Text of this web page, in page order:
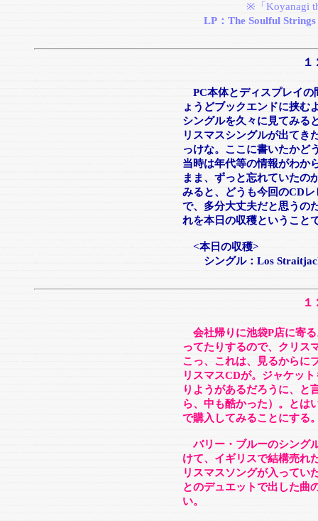
※「Koyanagi
LP：The Soulful Strings
PC本体とディスプレイの
ょうどブックエンドに挟む
シングルを久々に見てみる
リスマスシングルが出てき
っけな。ここに書いたかど
当時は年代等の情報がわか
まま、ずっと忘れていたの
みると、どうも今回のCD
で、多分大丈夫だと思うの
れを本日の収穫ということ
<本日の収穫>
シングル：Los
会社帰りに池袋P店に寄
ってたりするので、クリス
こっ、これは、見るからに
リスマスCDが。ジャケッ
りようがあるだろうに、と
ら、中も酷かった）。とは
で購入してみることにする
バリー・ブルーのシング
けて、イギリスで結構売れ
リスマスソングが入ってい
とのデュエットで出した曲
い。